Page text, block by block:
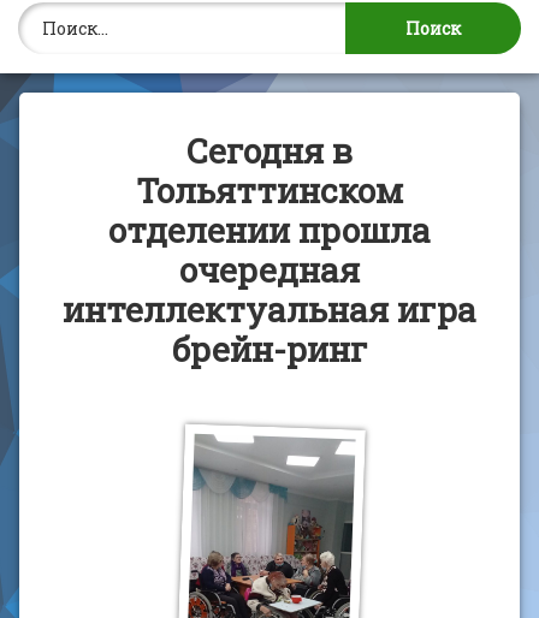
Найти:
Сегодня в
Тольяттинском
отделении прошла
очередная
интеллектуальная игра
брейн-ринг